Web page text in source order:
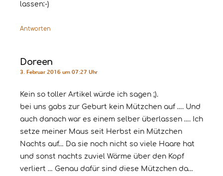
lassen:-)
Antworten
Doreen
3. Februar 2016 um 07:27 Uhr
Kein so toller Artikel würde ich sagen ;).
bei uns gabs zur Geburt kein Mützchen auf …. Und
auch danach war es einem selber überlassen …. Ich
setze meiner Maus seit Herbst ein Mützchen
Nachts auf… Da sie noch nicht so viele Haare hat
und sonst nachts zuviel Wärme über den Kopf
verliert … Genau dafür sind diese Mützchen da…